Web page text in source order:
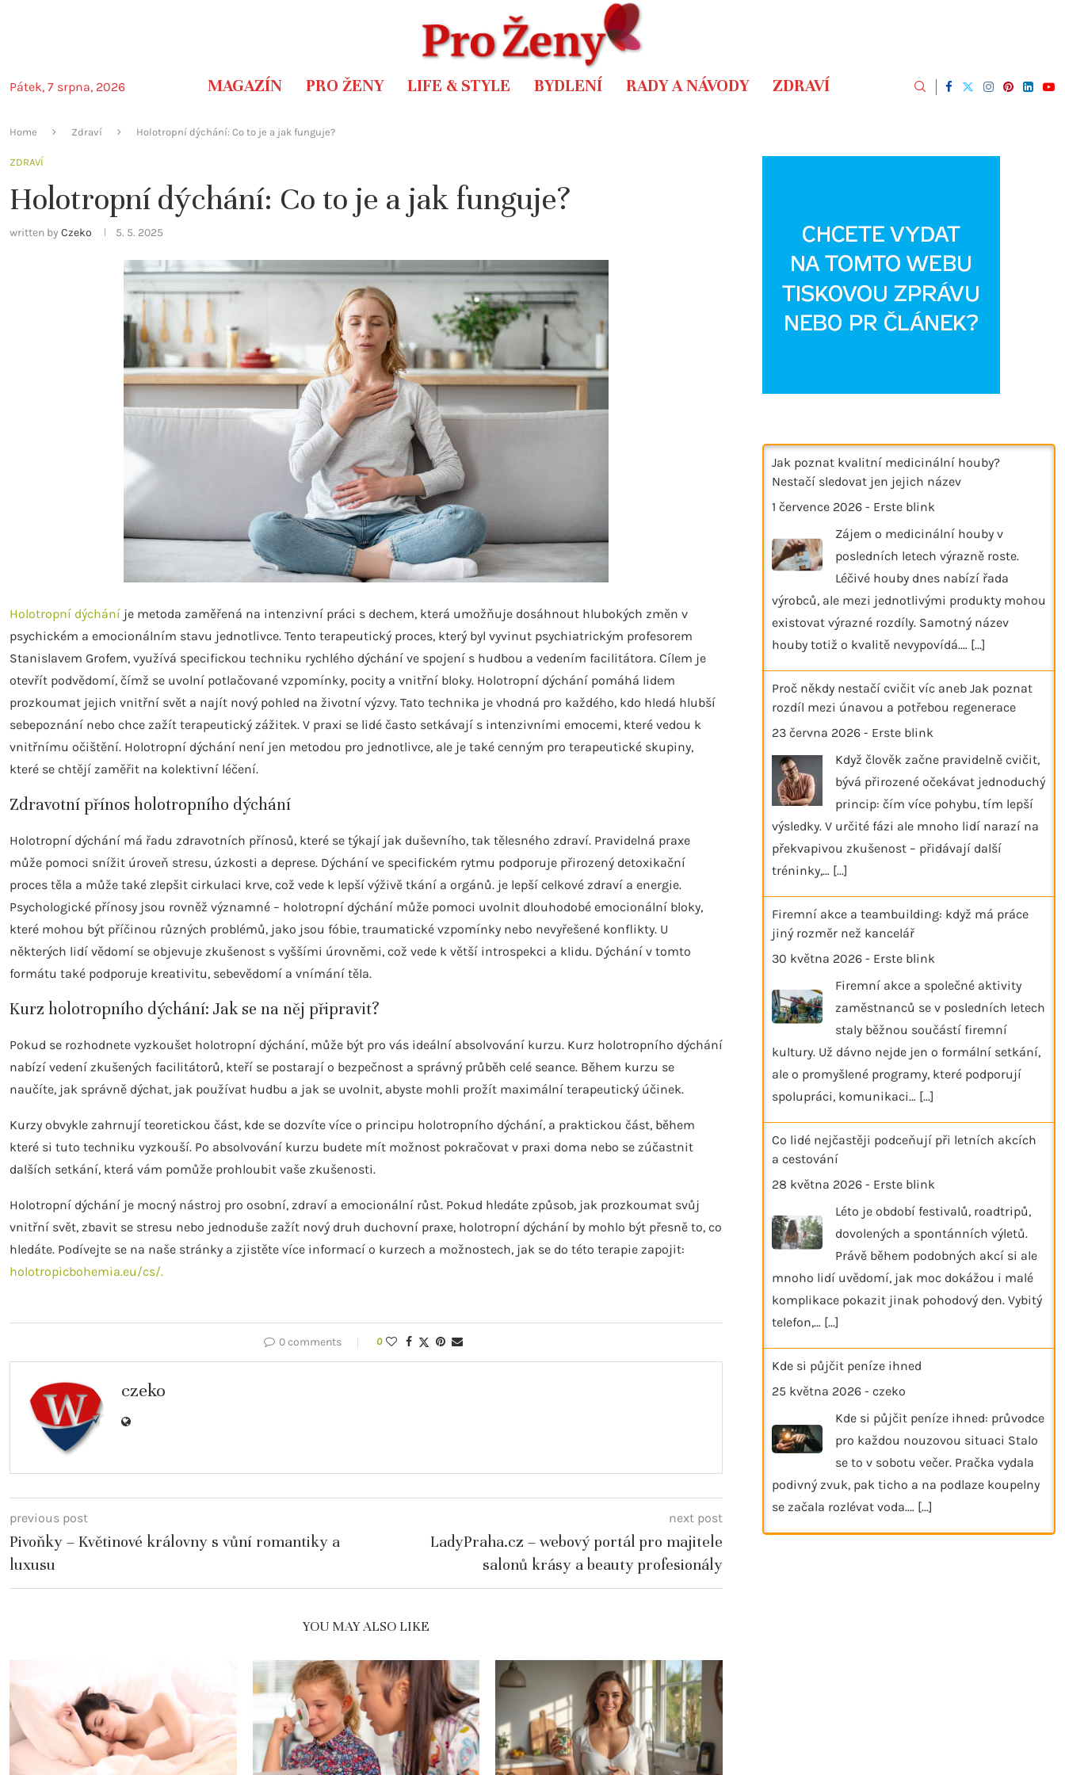
Pátek, 7 srpna, 2026 MAGAZÍN PRO ŽENY LIFE & STYLE BYDLENÍ RADY A NÁVODY ZDRAVÍ
Home Zdraví Holotropní dýchání: Co to je a jak funguje?
ZDRAVÍ
Holotropní dýchání: Co to je a jak funguje?
written by Czeko 5. 5. 2025
Holotropní dýchání je metoda zaměřená na intenzivní práci s dechem, která umožňuje dosáhnout hlubokých změn v
psychickém a emocionálním stavu jednotlivce. Tento terapeutický proces, který byl vyvinut psychiatrickým profesorem
Stanislavem Grofem, využívá specifickou techniku ​​rychlého dýchání ve spojení s hudbou a vedením facilitátora. Cílem je
otevřít podvědomí, čímž se uvolní potlačované vzpomínky, pocity a vnitřní bloky. Holotropní dýchání pomáhá lidem
prozkoumat jejich vnitřní svět a najít nový pohled na životní výzvy. Tato technika je vhodná pro každého, kdo hledá hlubší
sebepoznání nebo chce zažít terapeutický zážitek. V praxi se lidé často setkávají s intenzivními emocemi, které vedou k
vnitřnímu očištění. Holotropní dýchání není jen metodou pro jednotlivce, ale je také cenným pro terapeutické skupiny,
které se chtějí zaměřit na kolektivní léčení.
Zdravotní přínos holotropního dýchání
Holotropní dýchání má řadu zdravotních přínosů, které se týkají jak duševního, tak tělesného zdraví. Pravidelná praxe
může pomoci snížit úroveň stresu, úzkosti a deprese. Dýchání ve specifickém rytmu podporuje přirozený detoxikační
proces těla a může také zlepšit cirkulaci krve, což vede k lepší výživě tkání a orgánů. je lepší celkové zdraví a energie.
Psychologické přínosy jsou rovněž významné – holotropní dýchání může pomoci uvolnit dlouhodobé emocionální bloky,
které mohou být příčinou různých problémů, jako jsou fóbie, traumatické vzpomínky nebo nevyřešené konflikty. U
některých lidí vědomí se objevuje zkušenost s vyššími úrovněmi, což vede k větší introspekci a klidu. Dýchání v tomto
formátu také podporuje kreativitu, sebevědomí a vnímání těla.
Kurz holotropního dýchání: Jak se na něj připravit?
Pokud se rozhodnete vyzkoušet holotropní dýchání, může být pro vás ideální absolvování kurzu. Kurz holotropního dýchání
nabízí vedení zkušených facilitátorů, kteří se postarají o bezpečnost a správný průběh celé seance. Během kurzu se
naučíte, jak správně dýchat, jak používat hudbu a jak se uvolnit, abyste mohli prožít maximální terapeutický účinek.
Kurzy obvykle zahrnují teoretickou část, kde se dozvíte více o principu holotropního dýchání, a praktickou část, během
které si tuto techniku ​​vyzkouší. Po absolvování kurzu budete mít možnost pokračovat v praxi doma nebo se zúčastnit
dalších setkání, která vám pomůže prohloubit vaše zkušenosti.
Holotropní dýchání je mocný nástroj pro osobní, zdraví a emocionální růst. Pokud hledáte způsob, jak prozkoumat svůj
vnitřní svět, zbavit se stresu nebo jednoduše zažít nový druh duchovní praxe, holotropní dýchání by mohlo být přesně to, co
hledáte. Podívejte se na naše stránky a zjistěte více informací o kurzech a možnostech, jak se do této terapie zapojit:
holotropicbohemia.eu/cs/.
0 comments 0
czeko
previous post
Pivoňky – Květinové královny s vůní romantiky a
luxusu
next post
LadyPraha.cz – webový portál pro majitele
salonů krásy a beauty profesionály
YOU MAY ALSO LIKE
Jak poznat kvalitní medicinální houby?
Nestačí sledovat jen jejich název
1 července 2026 - Erste blink
Zájem o medicinální houby v
posledních letech výrazně roste.
Léčivé houby dnes nabízí řada
výrobců, ale mezi jednotlivými produkty mohou
existovat výrazné rozdíly. Samotný název
houby totiž o kvalitě nevypovídá.… [...]
Proč někdy nestačí cvičit víc aneb Jak poznat
rozdíl mezi únavou a potřebou regenerace
23 června 2026 - Erste blink
Když člověk začne pravidelně cvičit,
bývá přirozené očekávat jednoduchý
princip: čím více pohybu, tím lepší
výsledky. V určité fázi ale mnoho lidí narazí na
překvapivou zkušenost – přidávají další
tréninky,… [...]
Firemní akce a teambuilding: když má práce
jiný rozměr než kancelář
30 května 2026 - Erste blink
Firemní akce a společné aktivity
zaměstnanců se v posledních letech
staly běžnou součástí firemní
kultury. Už dávno nejde jen o formální setkání,
ale o promyšlené programy, které podporují
spolupráci, komunikaci… [...]
Co lidé nejčastěji podceňují při letních akcích
a cestování
28 května 2026 - Erste blink
Léto je období festivalů, roadtripů,
dovolených a spontánních výletů.
Právě během podobných akcí si ale
mnoho lidí uvědomí, jak moc dokážou i malé
komplikace pokazit jinak pohodový den. Vybitý
telefon,… [...]
Kde si půjčit peníze ihned
25 května 2026 - czeko
Kde si půjčit peníze ihned: průvodce
pro každou nouzovou situaci Stalo
se to v sobotu večer. Pračka vydala
podivný zvuk, pak ticho a na podlaze koupelny
se začala rozlévat voda.… [...]